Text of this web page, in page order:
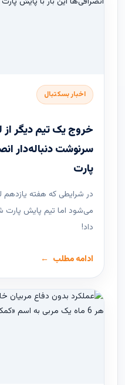
اخبار بسکتبال
خروج یک تیم دیگر از
سرنوشت دنباله‌دار
پارت
در شرایطی که هفته یازدهم
می‌شود اما تیم پایش پارت
داد!
ادامه مطلب